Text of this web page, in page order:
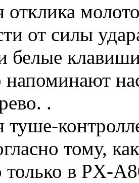
от силы
белые
напоминают
.
тому,
только в PX-